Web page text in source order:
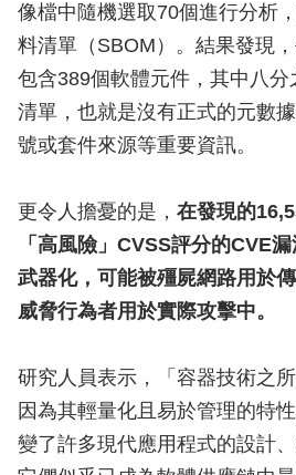
像檔中隨機選取70個進行分析
料清單（SBOM）。結果發現
包含389個軟體元件，其中八
清單，也就是沒有正式的元數
號或套件來源等重要資訊。
更令人擔憂的是， 在發現的
「高風險」CVSS評分的CVE
武器化，可能被殭屍網路用於
威脅行為者用於實際攻擊中。
研究人員表示，「容器技術之
因為其輕量化且易於管理的特
變了許多現代應用程式的設計